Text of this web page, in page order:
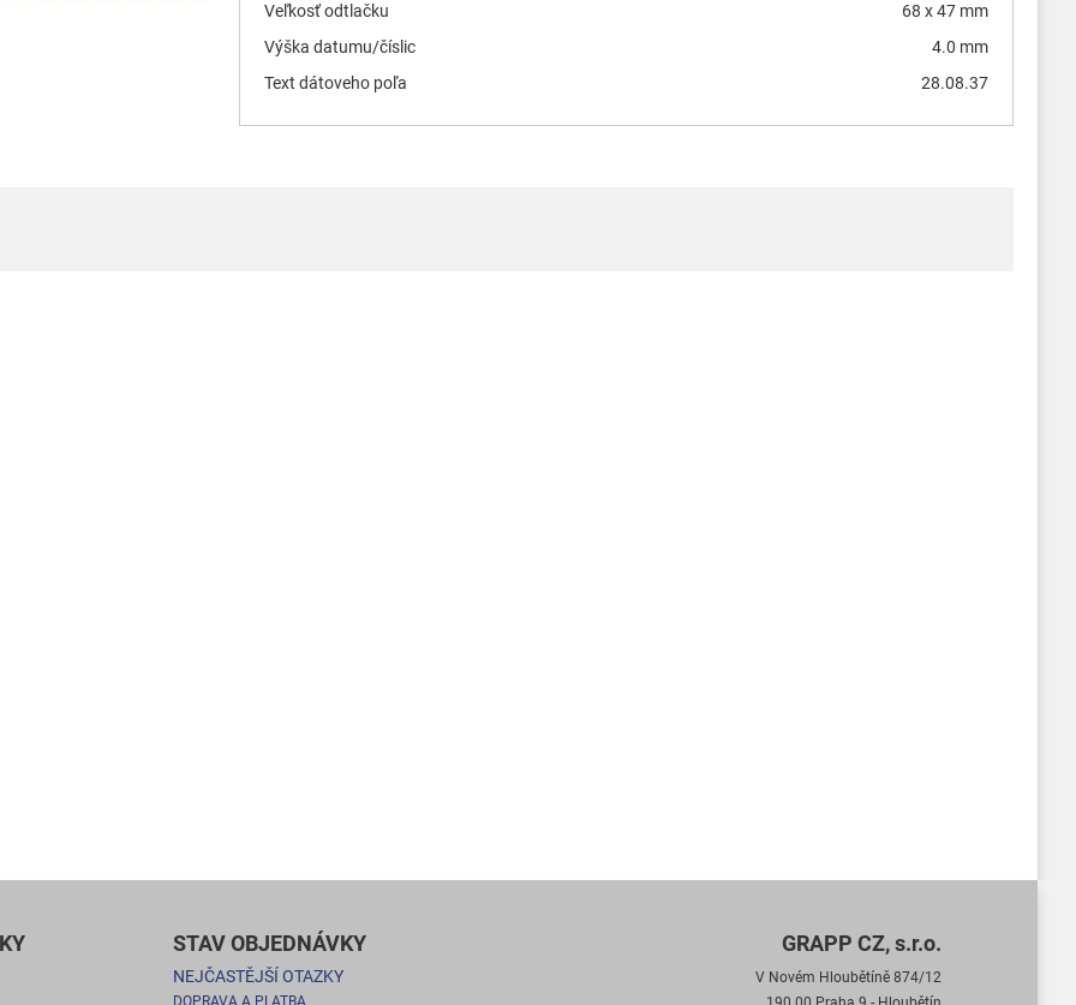
Veľkosť odtlačku
68 x 47 mm
Výška datumu/číslic
4.0 mm
Text dátoveho poľa
28.08.37
STAV OBJEDNÁVKY
NEJČASTĚJŠÍ OTAZKY
GRAPP CZ, s.r.o.
V Novém Hloubětíně 874/12